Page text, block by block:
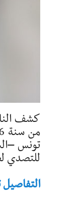
كشف
تونس
للتصدي
التفاصيل